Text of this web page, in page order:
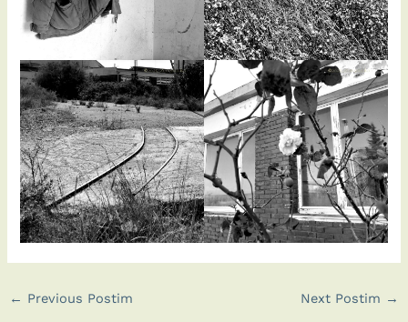
← Previous Postim Next Postim →